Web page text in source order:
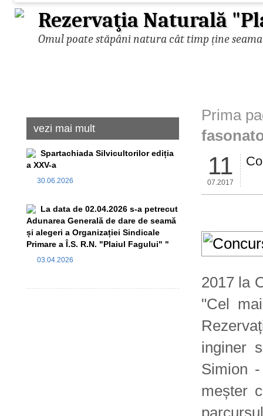
Rezervaţia Naturală
Omul poate stăpâni natura cât timp ține
vezi mai mult
Spartachiada Silvicultorilor ediția
a XXV-a
30.06.2026
La data de 02.04.2026 s-a petrecut
Adunarea Generală de dare de seamă
și alegeri a Organizației Sindicale
Primare a Î.S. R.N. "Plaiul Fagului" "
03.04.2026
Prima
11
07.2017
2017 la
"Cel
inginer
Simion
meșter